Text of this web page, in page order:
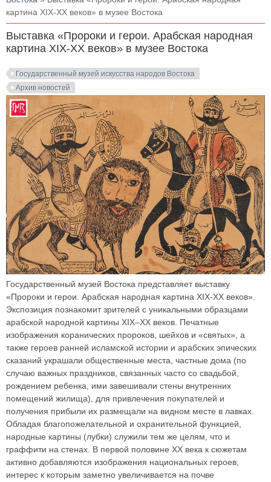
картина XIX-XX веков» в музее Востока
Выставка «Пророки и герои. Арабская народная
картина XIX-XX веков» в музее Востока
Государственный музей искусства народов Востока
Архив новостей
Государственный музей Востока представляет выставку
«Пророки и герои. Арабская народная картина XIX-XX веков».
Экспозиция познакомит зрителей с уникальными образцами
арабской народной картины XIX–XX веков. Печатные
изображения коранических пророков, шейхов и «святых», а
также героев ранней исламской истории и арабских эпических
сказаний украшали общественные места, частные дома (по
случаю важных праздников, связанных часто со свадьбой,
рождением ребенка, ими завешивали стены внутренних
помещений жилища), для привлечения покупателей и
получения прибыли их размещали на видном месте в лавках.
Обладая благопожелательной и охранительной функцией,
народные картины (лубки) служили тем же целям, что и
граффити на стенах. В первой половине XX века к сюжетам
активно добавляются изображения национальных героев,
интерес к которым заметно увеличивается на почве